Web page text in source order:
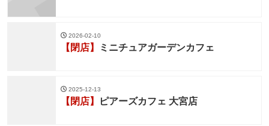
2026-02-10
【閉店】 ミニチュアガーデンカフェ
2025-12-13
【閉店】 ピアーズカフェ 大宮店